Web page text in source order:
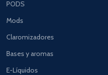
PODS
Mods
Claromizadores
Bases y aromas
E-Líquidos